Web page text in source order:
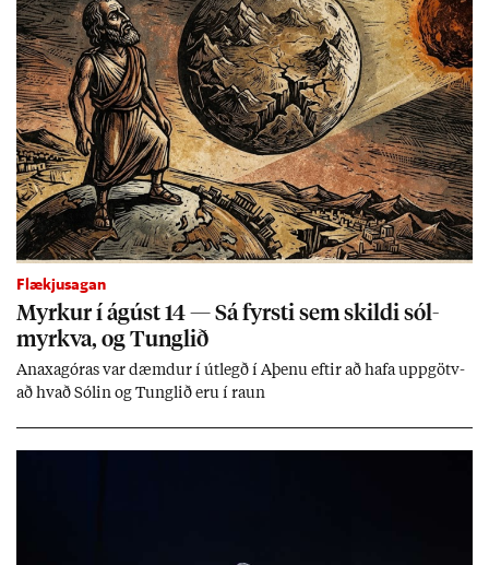
Flækjusagan
Myrk­ur í ág­úst 14 — Sá fyrsti sem skildi sól­
myrkva, og Tungl­ið
An­axagór­as var dæmd­ur í út­legð í Aþenu eft­ir að hafa upp­götv­
að hvað Sól­in og Tungl­ið eru í raun